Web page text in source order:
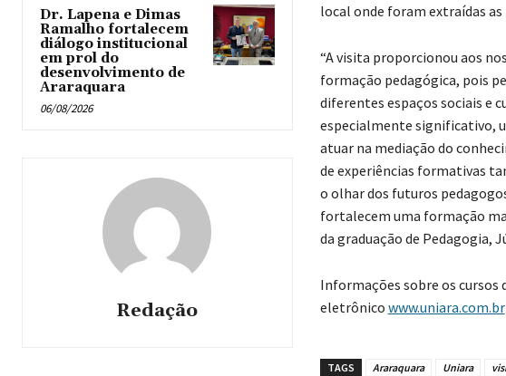
Dr. Lapena e Dimas
Ramalho fortalecem
diálogo institucional
em prol do
desenvolvimento de
Araraquara
06/08/2026
Redação
local onde foram extraídas
“A visita proporcionou aos
formação pedagógica, pois
diferentes espaços sociais e
especialmente significativo,
atuar na mediação do
de experiências formativas
o olhar dos futuros
fortalecem uma formação
da graduação de Pedagogia,
Informações sobre os cursos
eletrônico www.uniara.com.br
TAGS Araraquara Uniara